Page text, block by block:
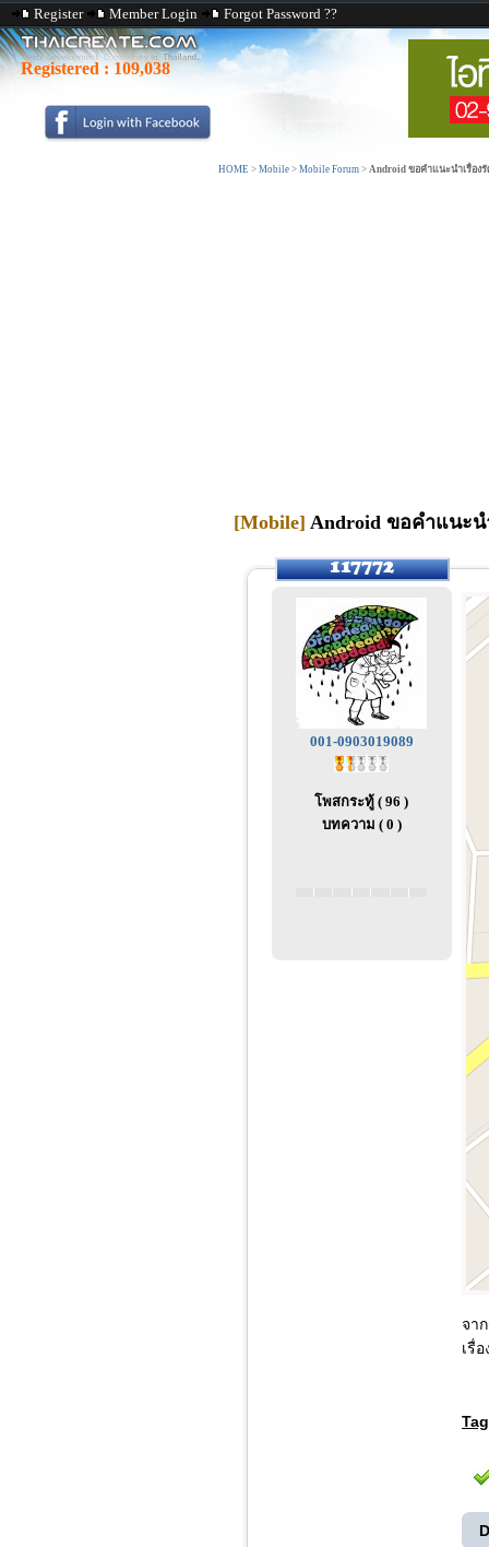
Register Member Login Forgot Password ??
Registered : 109,038
HOME > Mobile > Mobile Forum > Android ขอคำแนะนำเรื่อง
[Mobile] Android ขอคำแนะน
001-0903019089
โพสกระทู้ ( 96 )
บทความ ( 0 )
จา
เรื่
Tag